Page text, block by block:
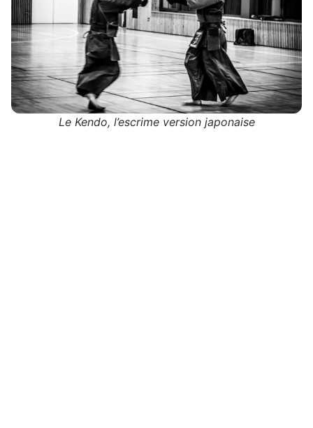
Le Kendo, l’escrime version japonaise